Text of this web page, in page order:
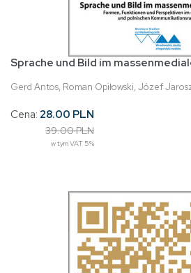
Sprache und Bild im
Gerd Antos, Roman Opiłowski, Józef
Cena: 28.00 PLN
39.00 PLN
w tym VAT 5%